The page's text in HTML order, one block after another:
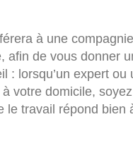
à une
afin de vous donner
: lorsqu’un expert
votre domicile,
le travail répond bien